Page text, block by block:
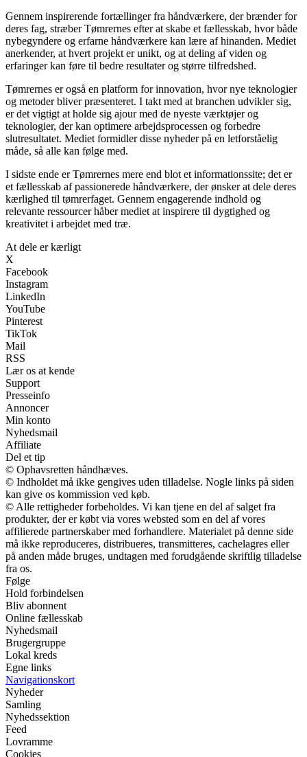
Gennem inspirerende fortællinger fra håndværkere, der brænder for
deres fag, stræber Tømrernes efter at skabe et fællesskab, hvor både
nybegyndere og erfarne håndværkere kan lære af hinanden. Mediet
anerkender, at hvert projekt er unikt, og at deling af viden og
erfaringer kan føre til bedre resultater og større tilfredshed.
Tømrernes er også en platform for innovation, hvor nye teknologier
og metoder bliver præsenteret. I takt med at branchen udvikler sig,
er det vigtigt at holde sig ajour med de nyeste værktøjer og
teknologier, der kan optimere arbejdsprocessen og forbedre
slutresultatet. Mediet formidler disse nyheder på en letforståelig
måde, så alle kan følge med.
I sidste ende er Tømrernes mere end blot et informationssite; det er
et fællesskab af passionerede håndværkere, der ønsker at dele deres
kærlighed til tømrerfaget. Gennem engagerende indhold og
relevante ressourcer håber mediet at inspirere til dygtighed og
kreativitet i arbejdet med træ.
At dele er kærligt
X
Facebook
Instagram
LinkedIn
YouTube
Pinterest
TikTok
Mail
RSS
Lær os at kende
Support
Presseinfo
Annoncer
Min konto
Nyhedsmail
Affiliate
Del et tip
© Ophavsretten håndhæves.
© Indholdet må ikke gengives uden tilladelse. Nogle links på siden
kan give os kommission ved køb.
© Alle rettigheder forbeholdes. Vi kan tjene en del af salget fra
produkter, der er købt via vores websted som en del af vores
affilierede partnerskaber med forhandlere. Materialet på denne side
må ikke reproduceres, distribueres, transmitteres, cachelagres eller
på anden måde bruges, undtagen med forudgående skriftlig tilladelse
fra os.
Følge
Hold forbindelsen
Bliv abonnent
Online fællesskab
Nyhedsmail
Brugergruppe
Lokal kreds
Egne links
Navigationskort
Nyheder
Samling
Nyhedssektion
Feed
Lovramme
Cookies